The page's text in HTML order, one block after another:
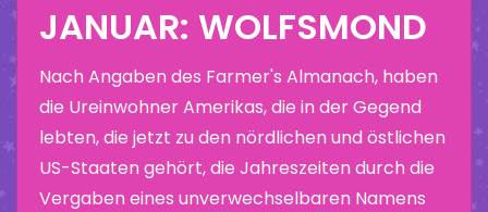
JANUAR: WOLFSMOND
Nach Angaben des Farmer's Almanach, haben
die Ureinwohner Amerikas, die in der Gegend
lebten, die jetzt zu den nördlichen und östlichen
US-Staaten gehört, die Jahreszeiten durch die
Vergaben eines unverwechselbaren Namens